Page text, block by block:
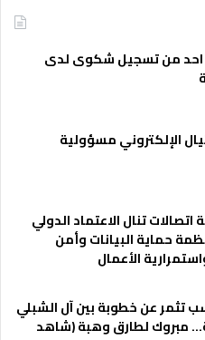
احد من تسجيل شكوى لدى
الإلكتروني مسؤولية
تنال الاعتماد الدولي
حماية البيانات وأمن
الأعمال
تثمر عن خطوبة بين آل الشبلي
مبروك لطارق وهبة (شاهد